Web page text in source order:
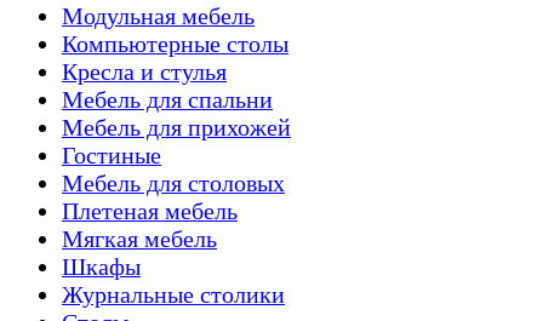
Модульная мебель
Компьютерные столы
Кресла и стулья
Мебель для спальни
Мебель для прихожей
Гостиные
Мебель для столовых
Плетеная мебель
Мягкая мебель
Шкафы
Журнальные столики